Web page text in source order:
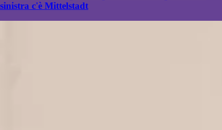
sinistra c'è Mittelstadt